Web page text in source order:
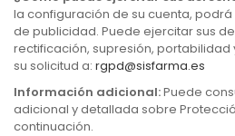
la configuración de su cuenta,
de publicidad. Puede ejercitar sus
rectificación, supresión,
su solicitud a: rgpd@sisfarma.es
Información adicional:Puede
adicional y detallada sobre
continuación.